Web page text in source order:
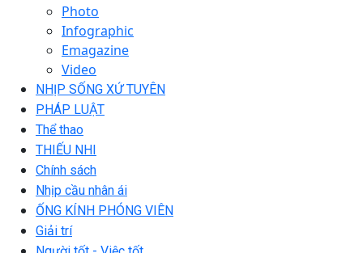
Photo
Infographic
Emagazine
Video
NHỊP SỐNG XỨ TUYÊN
PHÁP LUẬT
Thể thao
THIẾU NHI
Chính sách
Nhịp cầu nhân ái
ỐNG KÍNH PHÓNG VIÊN
Giải trí